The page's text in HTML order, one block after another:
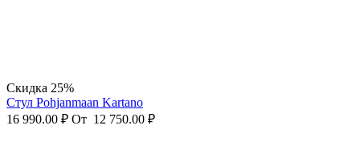
Скидка 25%
Стул Pohjanmaan Kartano
16 990.00 ₽ От 12 750.00 ₽